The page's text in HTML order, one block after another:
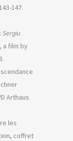
147.
Sergiu
, a film by
Arthaus
les
coffret